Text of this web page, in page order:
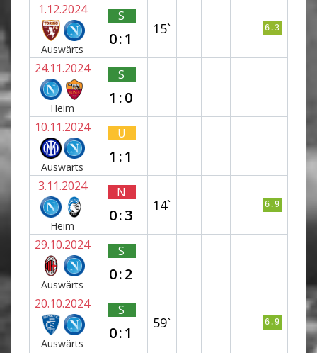
1.12.2024
Auswärts
S
0:1
15` 6.3
24.11.2024
Heim
S
1:0
10.11.2024
Auswärts
U
1:1
3.11.2024
Heim
N
0:3
14` 6.9
29.10.2024
Auswärts
S
0:2
20.10.2024
Auswärts
S
0:1
59` 6.9